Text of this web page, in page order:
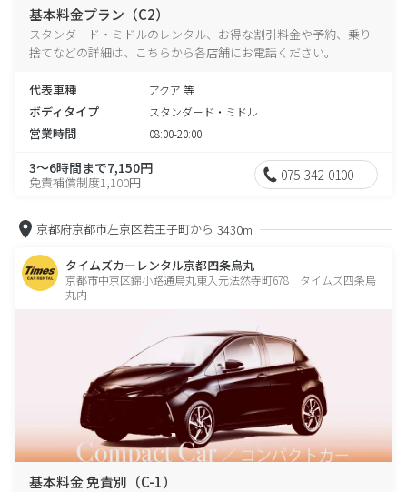
基本料金プラン（C2）
スタンダード・ミドルのレンタル、お得な割引料金や予約、乗り
捨てなどの詳細は、こちらから各店舗にお電話ください。
代表車種 アクア 等
ボディタイプ スタンダード・ミドル
営業時間 08:00-20:00
3～6時間まで7,150円
免責補償制度1,100円 075-342-0100
京都府京都市左京区若王子町から 3430m
タイムズカーレンタル京都四条烏丸
京都市中京区錦小路通烏丸東入元法然寺町678 タイムズ四条烏
丸内
基本料金 免責別（C-1）